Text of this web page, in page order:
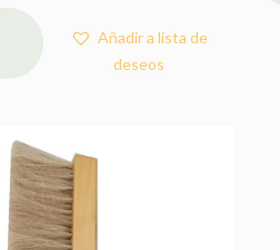
Añadir a lista de
deseos